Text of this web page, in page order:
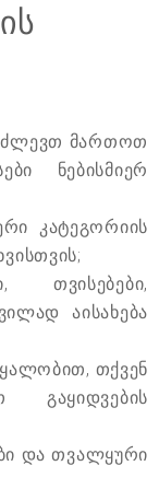
მართოთ
ნებისმიერ
კატეგორიის
თვისებები,
აისახება
თქვენ
გაყიდვების
და თვალყური